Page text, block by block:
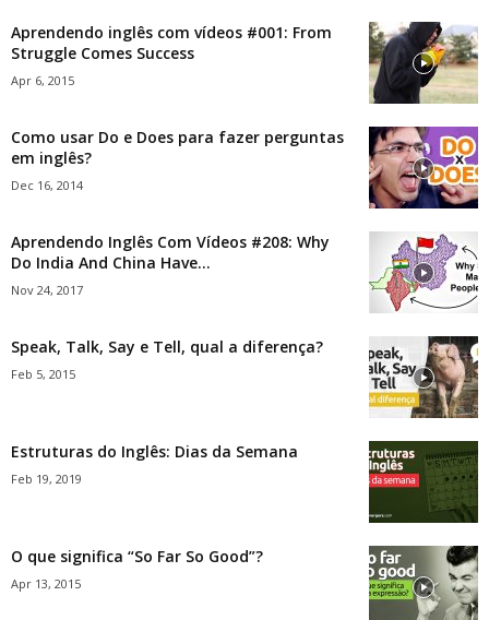
Aprendendo inglês com vídeos #001: From
Struggle Comes Success
Apr 6, 2015
Como usar Do e Does para fazer perguntas
em inglês?
Dec 16, 2014
Aprendendo Inglês Com Vídeos #208: Why
Do India And China Have...
Nov 24, 2017
Speak, Talk, Say e Tell, qual a diferença?
Feb 5, 2015
Estruturas do Inglês: Dias da Semana
Feb 19, 2019
O que significa “So Far So Good”?
Apr 13, 2015